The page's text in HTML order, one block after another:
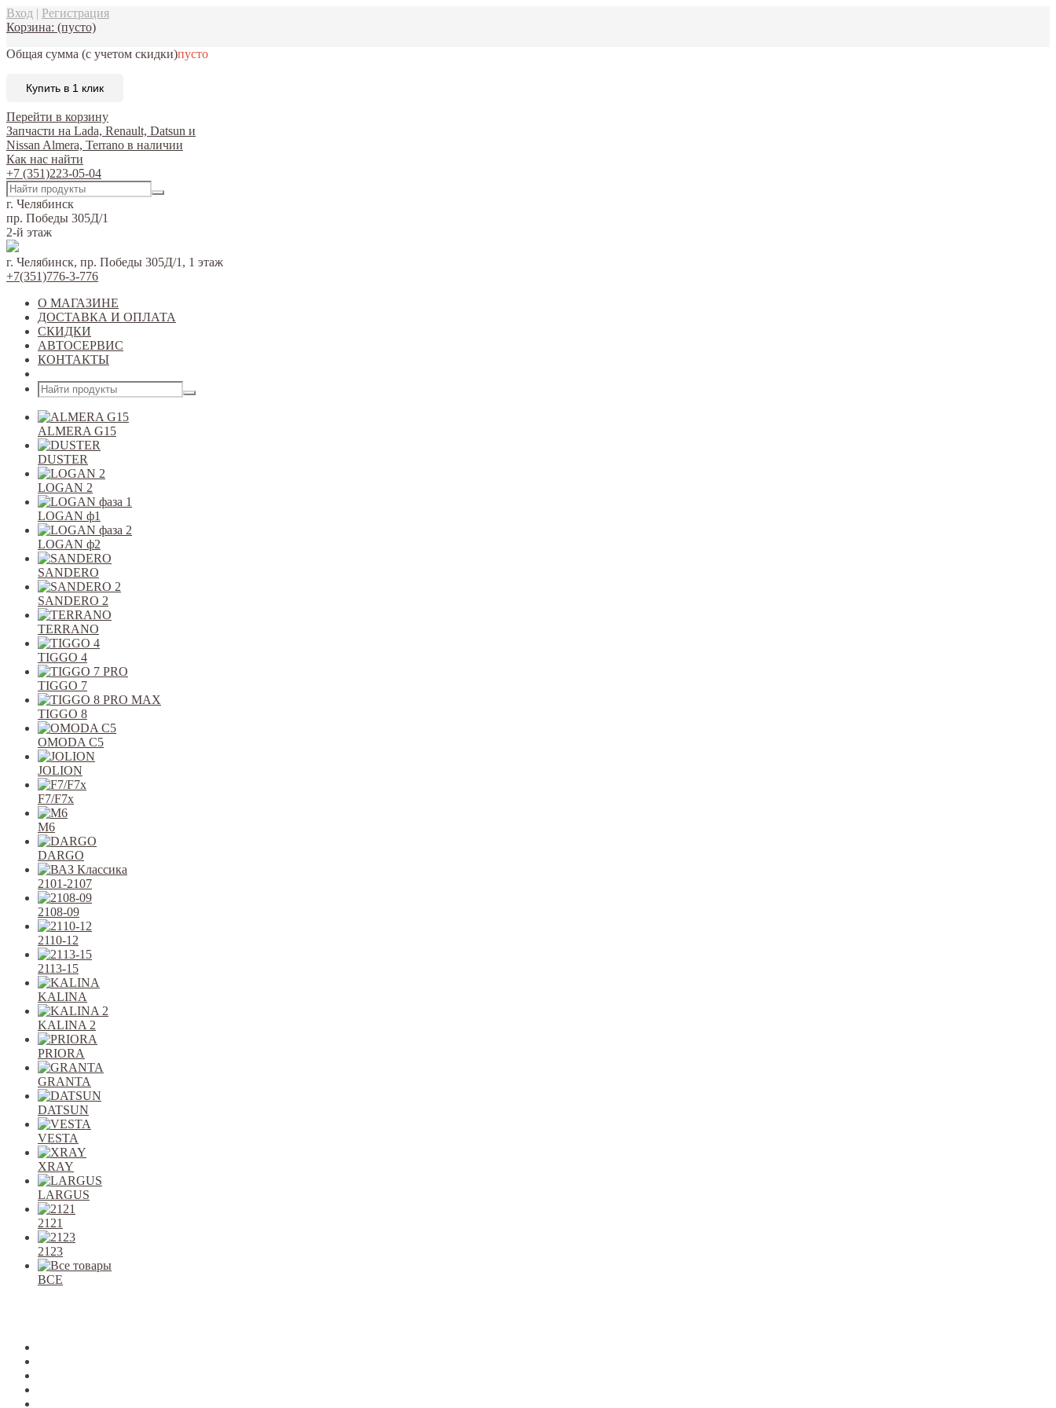
Вход | Регистрация
Корзина: (пусто)
Общая сумма (с учетом скидки)пусто
Купить в 1 клик
Перейти в корзину
Запчасти на Lada, Renault, Datsun и
Nissan Almera, Terrano в наличии
Как нас найти
+7 (351)223-05-04
г. Челябинск
пр. Победы 305Д/1
2-й этаж
г. Челябинск, пр. Победы 305Д/1, 1 этаж
+7(351)776-3-776
О МАГАЗИНЕ
ДОСТАВКА И ОПЛАТА
СКИДКИ
АВТОСЕРВИС
КОНТАКТЫ
ALMERA G15
DUSTER
LOGAN 2
LOGAN ф1
LOGAN ф2
SANDERO
SANDERO 2
TERRANO
TIGGO 4
TIGGO 7
TIGGO 8
OMODA C5
JOLION
F7/F7x
M6
DARGO
2101-2107
2108-09
2110-12
2113-15
KALINA
KALINA 2
PRIORA
GRANTA
DATSUN
VESTA
XRAY
LARGUS
2121
2123
ВСЕ